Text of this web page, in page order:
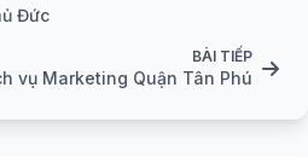
Đức
BÀI TIẾP
vụ Marketing Quận Tân Phú